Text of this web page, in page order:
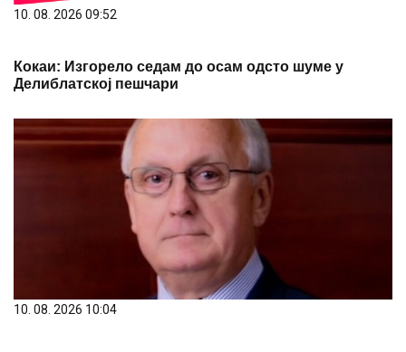
10. 08. 2026 09:52
Кокаи: Изгорело седам до осам одсто шуме у
Делиблатској пешчари
10. 08. 2026 10:04